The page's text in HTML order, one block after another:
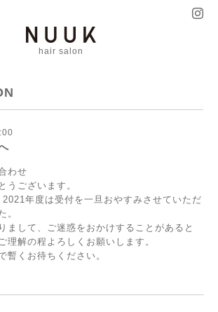
hair salon
わせ
うございます。
年度は受付を一旦おやすみさせていただ
。
まして、ご迷惑をおかけすることがあると
理解の程よろしくお願いします。
暫くお待ちください。